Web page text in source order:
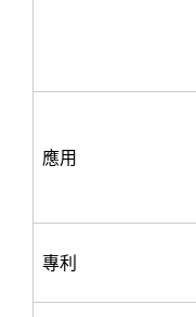
應用
專利